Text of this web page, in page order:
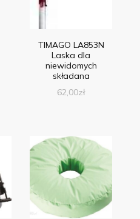
TIMAGO LA853N
Laska dla
niewidomych
składana
62,00zł